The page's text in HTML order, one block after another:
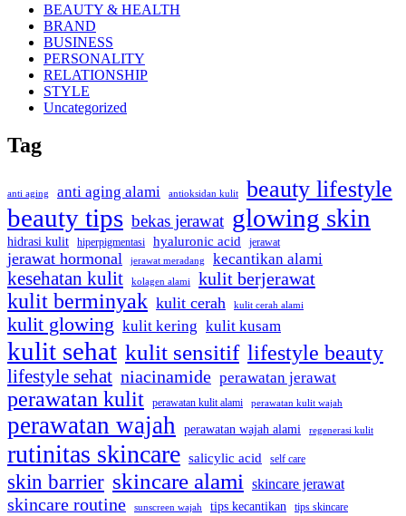
BEAUTY & HEALTH
BRAND
BUSINESS
PERSONALITY
RELATIONSHIP
STYLE
Uncategorized
Tag
anti aging anti aging alami antioksidan kulit beauty lifestyle
beauty tips bekas jerawat glowing skin
hidrasi kulit hiperpigmentasi hyaluronic acid jerawat
jerawat hormonal jerawat meradang kecantikan alami
kesehatan kulit kolagen alami kulit berjerawat
kulit berminyak kulit cerah kulit cerah alami
kulit glowing kulit kering kulit kusam
kulit sehat kulit sensitif lifestyle beauty
lifestyle sehat niacinamide perawatan jerawat
perawatan kulit perawatan kulit alami perawatan kulit wajah
perawatan wajah perawatan wajah alami regenerasi kulit
rutinitas skincare salicylic acid self care
skin barrier skincare alami skincare jerawat
skincare routine sunscreen wajah tips kecantikan tips skincare